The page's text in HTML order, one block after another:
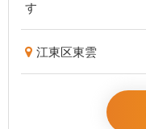
す
江東区東雲